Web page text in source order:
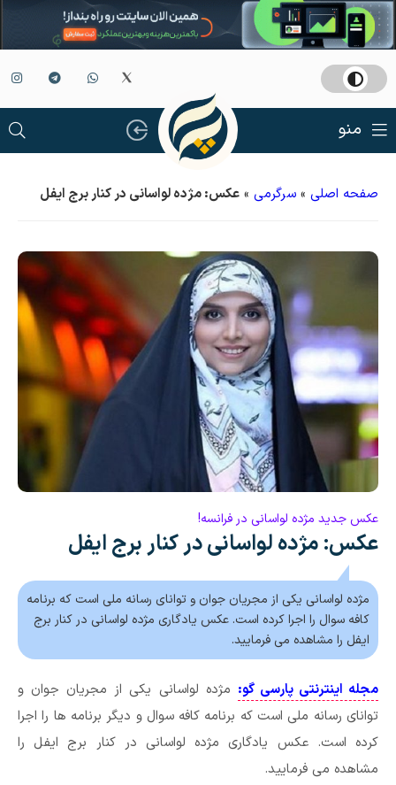
منو
صفحه اصلی » سرگرمی » عکس: مژده لواسانی در کنار برج ایفل
عکس جدید مژده لواسانی در فرانسه!
عکس: مژده لواسانی در کنار برج ایفل
مژده لواسانی یکی از مجریان جوان و توانای رسانه ملی است که برنامه
کافه سوال را اجرا کرده است. عکس یادگاری مژده لواسانی در کنار برج
ایفل را مشاهده می فرمایید.
مجله اینترنتی پارسی گو: مژده لواسانی یکی از مجریان جوان و
توانای رسانه ملی است که برنامه کافه سوال و دیگر برنامه ها را اجرا
کرده است. عکس یادگاری مژده لواسانی در کنار برج ایفل را
مشاهده می فرمایید.